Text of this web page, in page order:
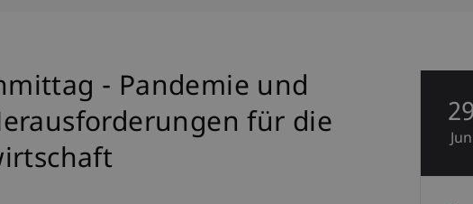
- Pandemie und
für die
29
Jun